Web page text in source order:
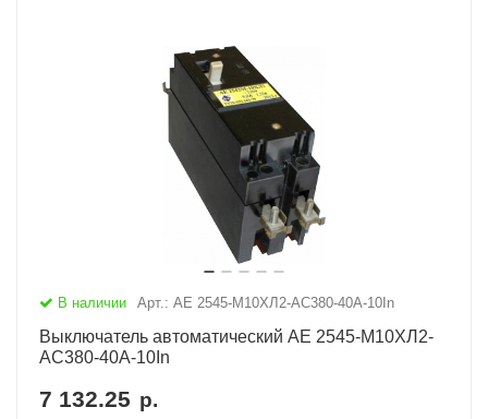
В наличии Арт.: АЕ 2545-М10ХЛ2-AC380-40А-10In
Выключатель автоматический АЕ 2545-М10ХЛ2-
AC380-40А-10In
7 132.25 р.